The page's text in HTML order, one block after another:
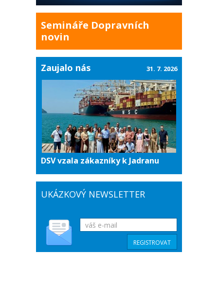
Semináře Dopravních
novin
Zaujalo nás
DSV vzala zákazníky k Jadranu
31. 7. 2026
UKÁZKOVÝ NEWSLETTER